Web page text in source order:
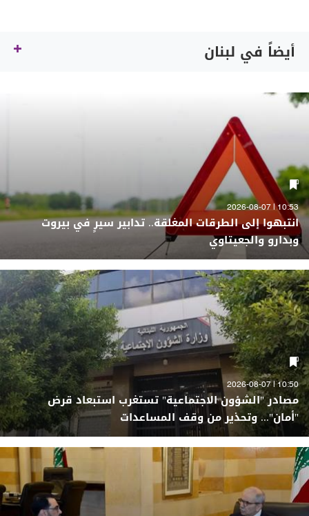
أيضاً في لبنان
10:53 | 2026-08-07
انتبهوا إلى الطرقات المغلقة.. تدابير سيرٍ في بيروت
وبدارو والجعيتاوي
10:50 | 2026-08-07
مصادر "الشؤون الاجتماعية" تستغرب استبعاد قرض
"أمان"... وتحذير من وقف المساعدات